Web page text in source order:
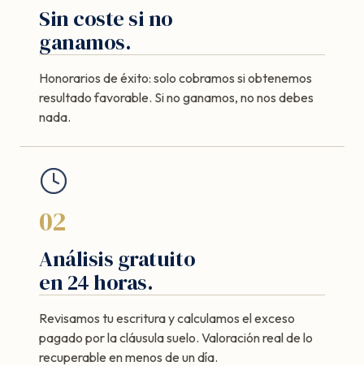
Sin coste si no
ganamos.
Honorarios de éxito: solo cobramos si obtenemos
resultado favorable. Si no ganamos, no nos debes
nada.
02
Análisis gratuito
en 24 horas.
Revisamos tu escritura y calculamos el exceso
pagado por la cláusula suelo. Valoración real de lo
recuperable en menos de un día.